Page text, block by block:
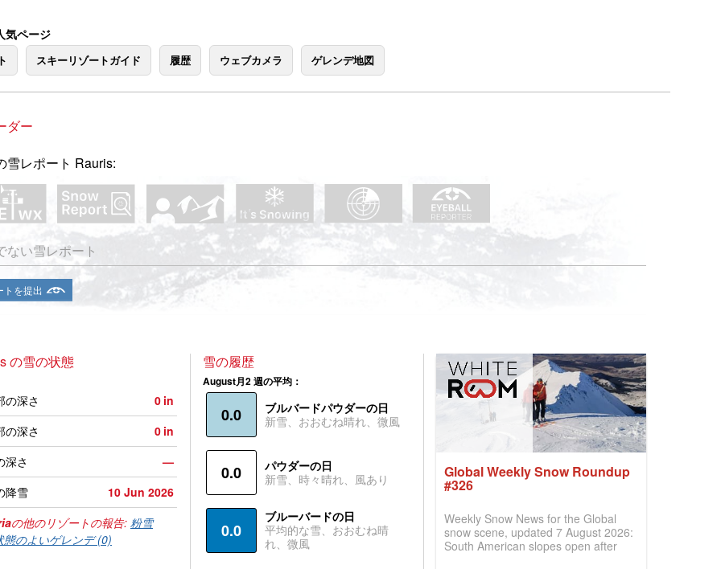
気ページ
スキーリゾートガイド 履歴 ウェブカメラ ゲレンデ地図
ダー
雪レポート Rauris:
ない雪レポート
トを提出
の雪の状態
の深さ 0 in
の深さ
0 in
深さ
—
降雪
10 Jun 2026
の他のリゾートの報告: 粉雪
態のよいゲレンデ (0)
雪の履歴
August月2 週の平均：
0.0
ブルバードパウダーの日
新雪、おおむね晴れ、微風
0.0
パウダーの日
新雪、時々晴れ、風あり
0.0
ブルーバードの日
平均的な雪、おおむね晴
れ、微風
Global Weekly Snow Roundup
#326
Weekly Snow News for the Global
snow scene, updated 7 August 2026:
South American slopes open after